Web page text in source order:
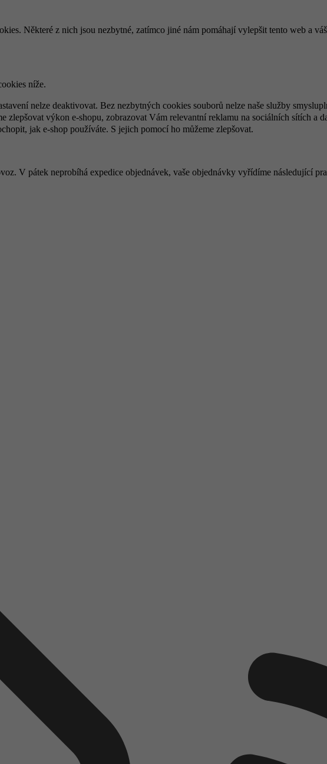
Některé z nich jsou nezbytné, zatímco jiné nám pomáhají vylepšit tento web a
níže.
nelze deaktivovat. Bez nezbytných cookies souborů nelze naše služby
zlepšovat výkon e-shopu, zobrazovat Vám relevantní reklamu na sociálních sítích a
jak e-shop používáte. S jejich pomocí ho můžeme zlepšovat.
V pátek neprobíhá expedice objednávek, vaše objednávky vyřídíme následující